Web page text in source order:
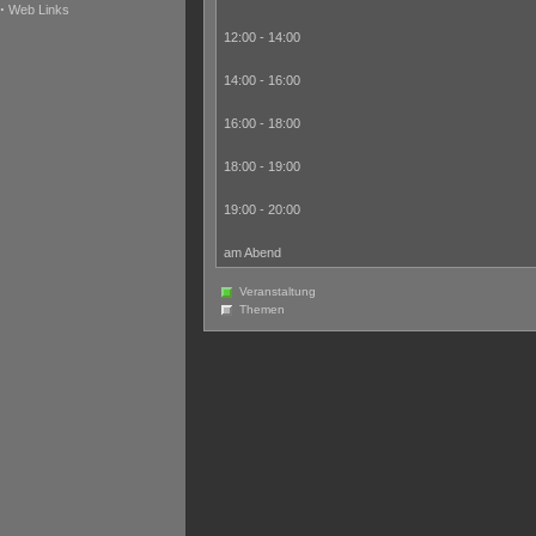
· Web Links
12:00 - 14:00
14:00 - 16:00
16:00 - 18:00
18:00 - 19:00
19:00 - 20:00
am Abend
Veranstaltung
Themen